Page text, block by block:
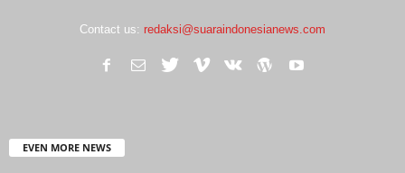
Contact us: redaksi@suaraindonesianews.com
EVEN MORE NEWS